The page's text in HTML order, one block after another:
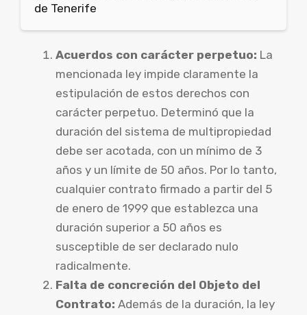
de Tenerife
Acuerdos con carácter perpetuo: La
mencionada ley impide claramente la
estipulación de estos derechos con
carácter perpetuo. Determinó que la
duración del sistema de multipropiedad
debe ser acotada, con un mínimo de 3
años y un límite de 50 años. Por lo tanto,
cualquier contrato firmado a partir del 5
de enero de 1999 que establezca una
duración superior a 50 años es
susceptible de ser declarado nulo
radicalmente.
Falta de concreción del Objeto del
Contrato: Además de la duración, la ley